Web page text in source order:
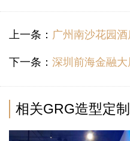
上一条： 广州南沙花园
下一条： 深圳前海金融
相关GRG造型定